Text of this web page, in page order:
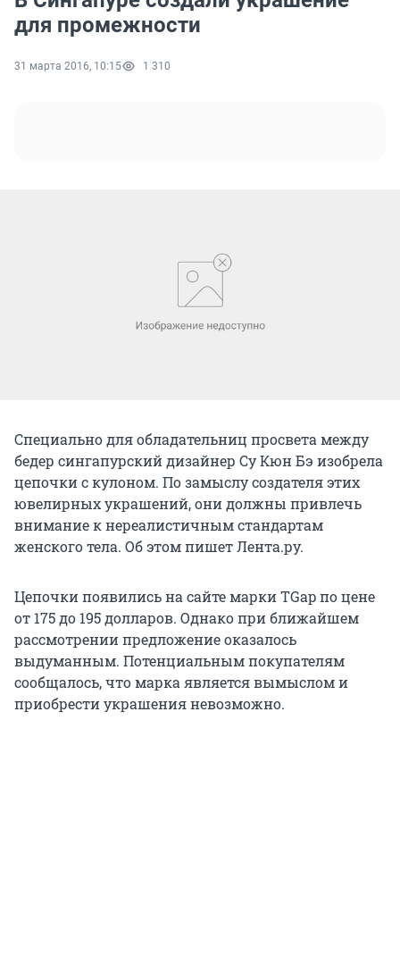
для промежности
31 марта 2016, 10:15 1 310
Специально для обладательниц просвета между
бедер сингапурский дизайнер Су Кюн Бэ изобрела
цепочки с кулоном. По замыслу создателя этих
ювелирных украшений, они должны привлечь
внимание к нереалистичным стандартам
женского тела. Об этом пишет Лента.ру.
Цепочки появились на сайте марки TGap по цене
от 175 до 195 долларов. Однако при ближайшем
рассмотрении предложение оказалось
выдуманным. Потенциальным покупателям
сообщалось, что марка является вымыслом и
приобрести украшения невозможно.